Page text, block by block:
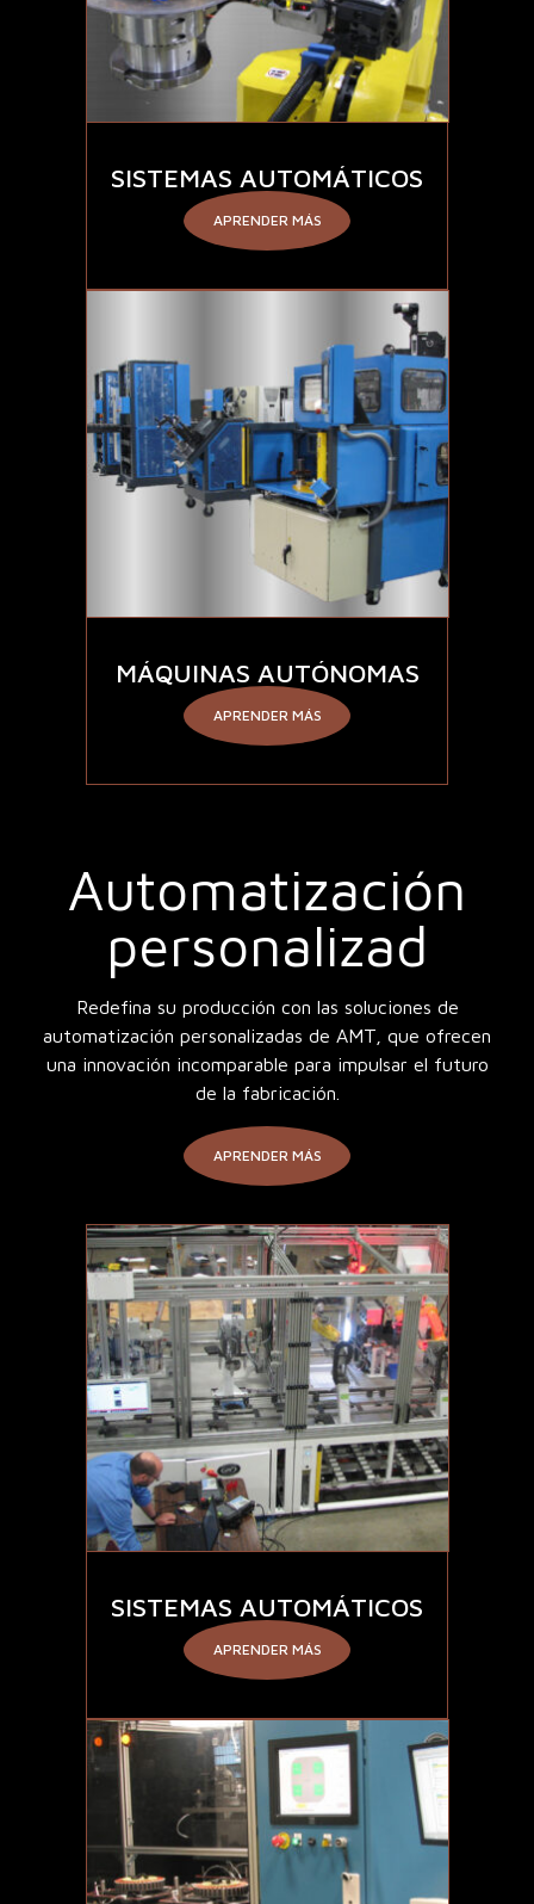
SISTEMAS AUTOMÁTICOS
APRENDER MÁS
MÁQUINAS AUTÓNOMAS
APRENDER MÁS
Automatización
personalizad
Redefina su producción con las soluciones de
automatización personalizadas de AMT, que ofrecen
una innovación incomparable para impulsar el futuro
de la fabricación.
APRENDER MÁS
SISTEMAS AUTOMÁTICOS
APRENDER MÁS